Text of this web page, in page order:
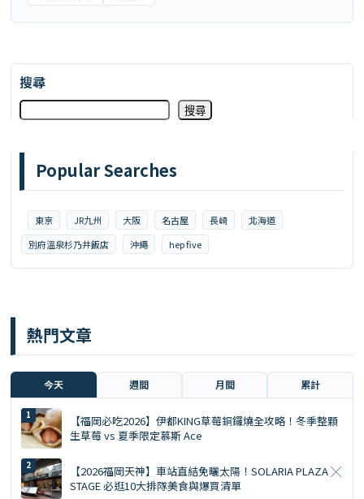
搜尋
搜尋
Popular Searches
東京 JR九州 大阪 名古屋 長崎
北海道
別府溫泉杉乃井飯店
沖繩 hep five
熱門文章
今天 週間 月間 累計
【福岡必吃2026】伊都KING草莓銅鑼燒全攻略！冬季整顆
生草莓 vs 夏季限定慕斯 Ace
【2026福岡天神】車站直結免曬太陽！SOLARIA PLAZA ╳
STAGE 必逛10大排隊美食與爆買清單